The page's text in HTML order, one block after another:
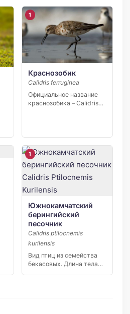
подвидов. Большая […]
1
Краснозобик
Calidris ferruginea
Официальное название
краснозобика – Calidris
1
Южнокамчатский
берингийский
песочник
Calidris ptilocnemis
kurilensis
Вид птиц из семейства
бекасовых. Длина тела